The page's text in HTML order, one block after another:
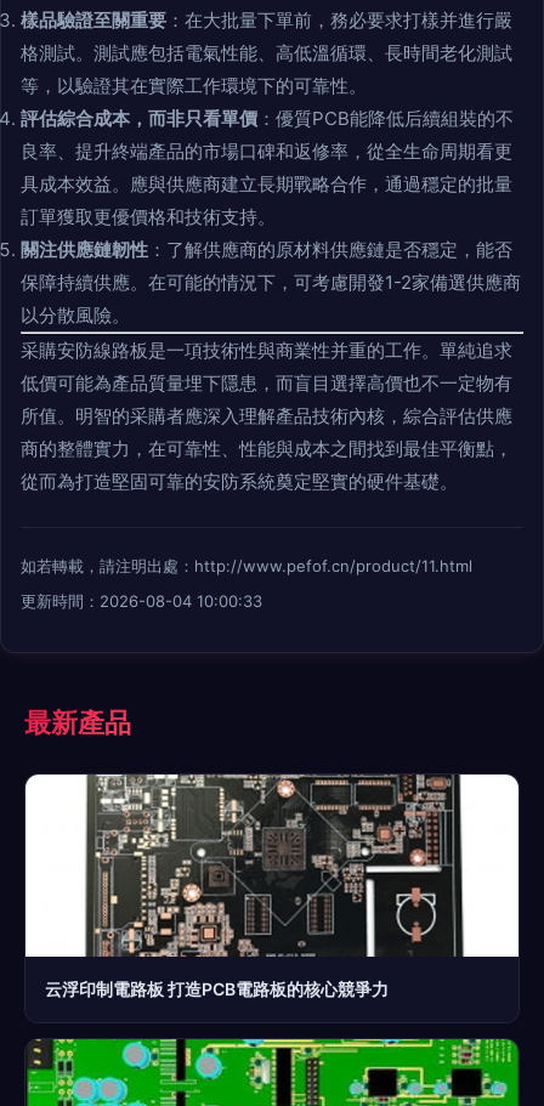
樣品驗證至關重要 ：在大批量下單前，務必要求打樣并進行嚴
格測試。測試應包括電氣性能、高低溫循環、長時間老化測試
等，以驗證其在實際工作環境下的可靠性。
評估綜合成本，而非只看單價 ：優質PCB能降低后續組裝的不
良率、提升終端產品的市場口碑和返修率，從全生命周期看更
具成本效益。應與供應商建立長期戰略合作，通過穩定的批量
訂單獲取更優價格和技術支持。
關注供應鏈韌性 ：了解供應商的原材料供應鏈是否穩定，能否
保障持續供應。在可能的情況下，可考慮開發1-2家備選供應商
以分散風險。
采購安防線路板是一項技術性與商業性并重的工作。單純追求
低價可能為產品質量埋下隱患，而盲目選擇高價也不一定物有
所值。明智的采購者應深入理解產品技術內核，綜合評估供應
商的整體實力，在可靠性、性能與成本之間找到最佳平衡點，
從而為打造堅固可靠的安防系統奠定堅實的硬件基礎。
如若轉載，請注明出處：http://www.pefof.cn/product/11.html
更新時間：2026-08-04 10:00:33
最新產品
云浮印制電路板 打造PCB電路板的核心競爭力